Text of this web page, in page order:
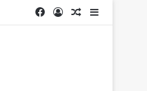
Facebook
Log InRandom
Sidebar